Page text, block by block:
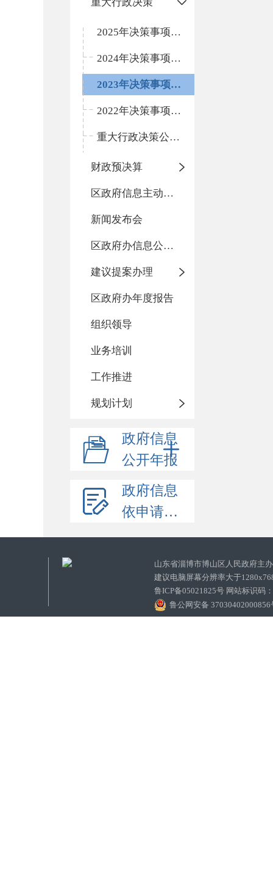
2025年决策事项目录
2024年决策事项目录
2023年决策事项目录
2022年决策事项目录
重大行政决策公开归集展示
财政预决算
区政府信息主动公开基本目录
新闻发布会
区政府办信息公开指南
建议提案办理
区政府办年度报告
组织领导
业务培训
工作推进
规划计划
政府信息
公开年报
政府信息
依申请公开
山东省淄博市博山区人民政府
建议电脑屏幕分辨率大于
鲁ICP备05021825号 网站标识码
鲁公网安备 37030402000856